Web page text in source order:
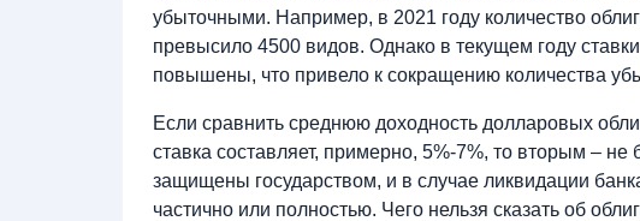
убыточными. Например, в 2021 году количество
превысило 4500 видов. Однако в текущем году
повышены, что привело к сокращению количества
Если сравнить среднюю доходность долларовых
ставка составляет, примерно, 5%-7%, то вторым –
защищены государством, и в случае ликвидации
частично или полностью. Чего нельзя сказать об